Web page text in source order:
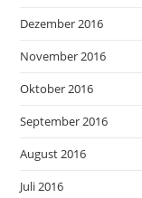
Dezember 2016
November 2016
Oktober 2016
September 2016
August 2016
Juli 2016